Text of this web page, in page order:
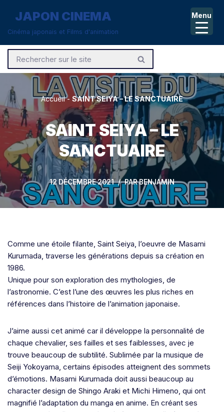
Aller
contenu
JAPON CINEMA
Cinéma japonais et Films d'animation
Accueil- SAINT SEIYA – LE SANCTUAIRE
SAINT SEIYA – LE
SANCTUAIRE
12 DÉCEMBRE 2021 PARBENJAMIN
Comme une étoile filante, Saint Seiya, l’oeuvre de Masami
Kurumada, traverse les générations depuis sa création en
1986.
Unique pour son exploration des mythologies, de
l’astronomie. C’est l’une des œuvres les plus riches en
références dans l’histoire de l’animation japonaise.
J’aime aussi cet animé car il développe la personnalité de
chaque chevalier, ses failles et ses faiblesses, avec je
trouve beaucoup de subtilité. Sublimée par la musique de
Seiji Yokoyama, certains épisodes atteignent des sommets
d’émotions. Masami Kurumada doit aussi beaucoup au
character design de Shingo Araki et Michi Himeno, qui ont
magnifié l’adaptation du manga en anime. En créant ses
Menu